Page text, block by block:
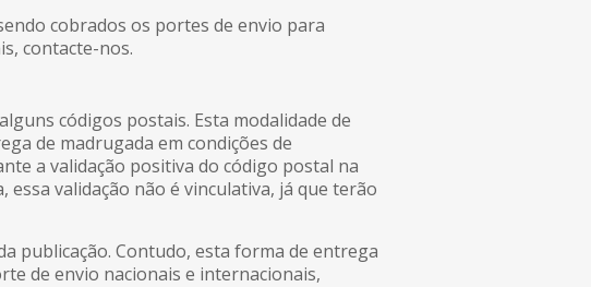
cobrados os portes de envio para
contacte-nos.
códigos postais. Esta modalidade de
de madrugada em condições de
a validação positiva do código postal na
validação não é vinculativa, já que terão
publicação. Contudo, esta forma de entrega
de envio nacionais e internacionais,